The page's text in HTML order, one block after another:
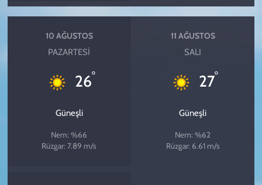
10 AĞUSTOS
PAZARTESI
26°
Güneşli
Nem: %66
Rüzgar: 7.89 m/s
11 AĞUSTOS
SALI
27°
Güneşli
Nem: %62
Rüzgar: 6.61 m/s